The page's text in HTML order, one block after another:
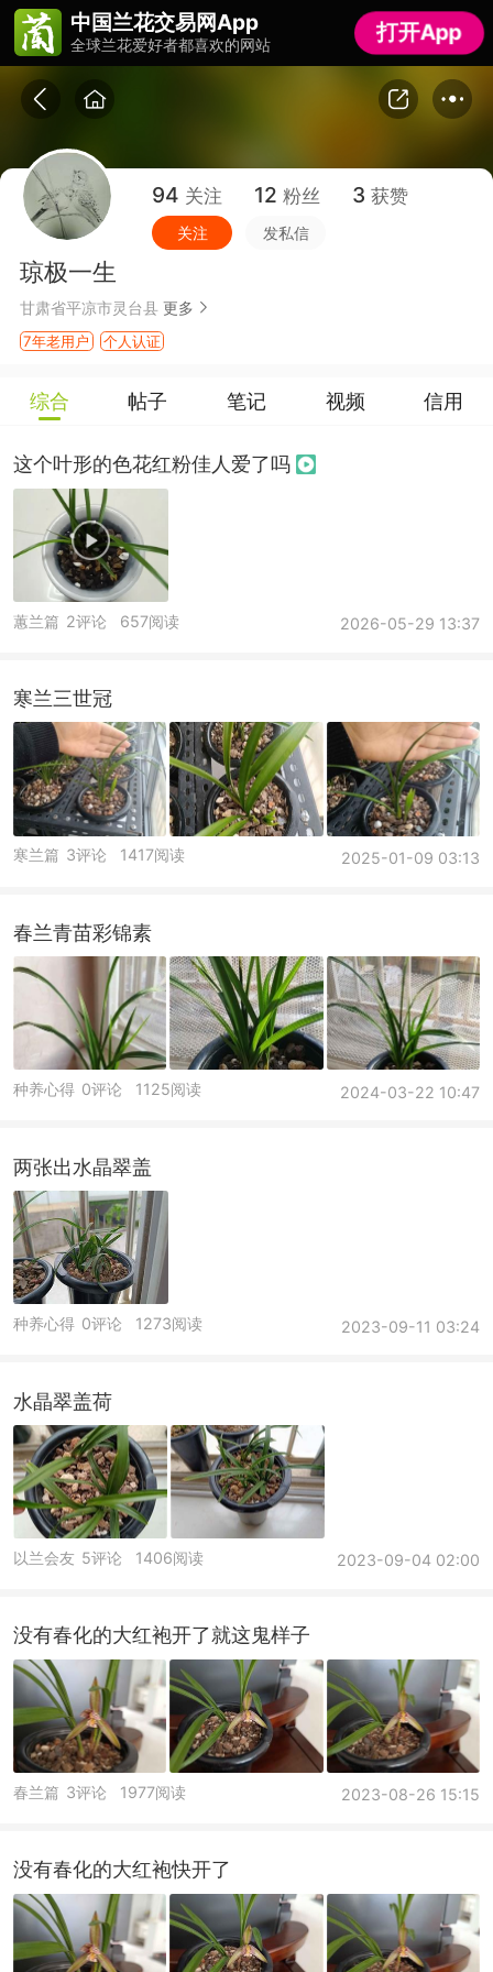
中国兰花交易网App
全球兰花爱好者都喜欢的网站
打开App
中国兰花交易网App
全球兰花爱好者都喜欢的网站
打开App
94 关注 12 粉丝 3 获赞
关注 发私信
琼极一生
甘肃省平凉市灵台县 更多
7年老用户 个人认证
综合 帖子 笔记 视频 信用
这个叶形的色花红粉佳人爱了吗
蕙兰篇 2026-05-29 13:37
2评论 657阅读
寒兰三世冠
寒兰篇 2025-01-09 03:13
3评论 1417阅读
春兰青苗彩锦素
种养心得 2024-03-22 10:47
0评论 1125阅读
两张出水晶翠盖
种养心得 2023-09-11 03:24
0评论 1273阅读
水晶翠盖荷
以兰会友 2023-09-04 02:00
5评论 1406阅读
没有春化的大红袍开了就这鬼样子
春兰篇 2023-08-26 15:15
3评论 1977阅读
没有春化的大红袍快开了